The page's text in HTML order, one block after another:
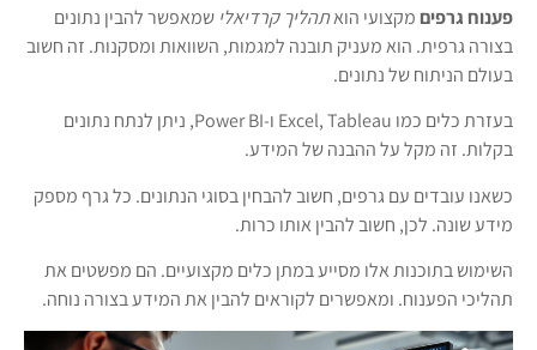
פענוח גרפיםמקצועי הואתהליך קרדיאלי שמאפשר להבין נתונים
בצורה גרפית. הוא מעניק תובנה למגמות, השוואות ומסקנות. זה חשוב
בעולם הניתוח של נתונים.
בעזרת כלים כמו Excel, Tableau ו-Power BI, ניתן לנתח נתונים
בקלות. זה מקל על ההבנה של המידע.
כשאנו עובדים עם גרפים, חשוב להבחין בסוגי הנתונים. כל גרף מספק
מידע שונה. לכן, חשוב להבין אותו כרות.
השימוש בתוכנות אלו מסייע במתן כלים מקצועיים. הם מפשטים את
תהליכי הפענוח. ומאפשרים לקוראים להבין את המידע בצורה נוחה.